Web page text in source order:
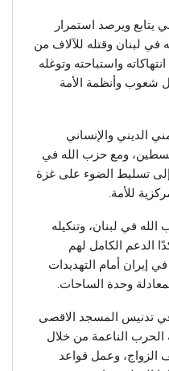
يتابع ويرصد استمرار
في لبنان وقتله للآلاف من
واستباحته وتوغله
شعوب وأنظمة الأمة
الديني والإنساني
ومع حزب الله في
إلى تسليط الضوء على غزة
للأمة.
في لبنان، وتنكيله
الدعم الكامل لهم
إيران أمام التهديدات
بمعادلة وحدة الساحات.
في تدنيس المسجد الاقصى
الحرب الناعمة من خلال
الزواج، وعمل قواعد